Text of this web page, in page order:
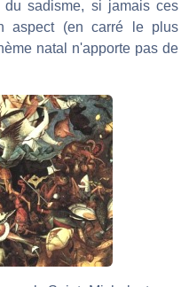
sadisme, si jamais ces
aspect (en carré le plus
natal n'apporte pas de